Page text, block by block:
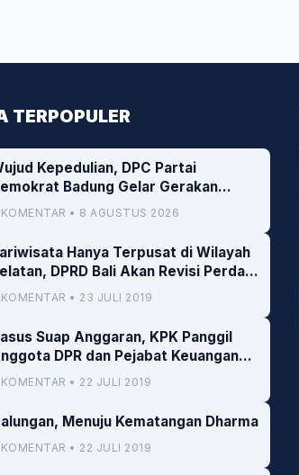
TERPOPULER
Kepedulian, DPC Partai
Badung Gelar Gerakan
Darah • 8 AGUSTUS 2026
Hanya Terpusat di Wilayah
DPRD Bali Akan Revisi Perda
• 23 JULI 2019
Suap Anggaran, KPK Panggil
DPR dan Pejabat Keuangan
• 22 JULI 2019
Menuju Kematangan Dharma
• 22 JULI 2019